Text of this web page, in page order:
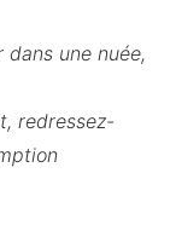
dans une nuée,
redressez-